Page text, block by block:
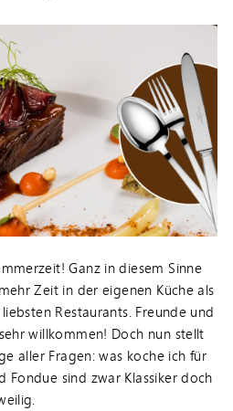
Ganz in diesem Sinne
Zeit in der eigenen Küche als
Restaurants. Freunde und
willkommen! Doch nun stellt
aller Fragen: was koche ich für
Fondue sind zwar Klassiker doch